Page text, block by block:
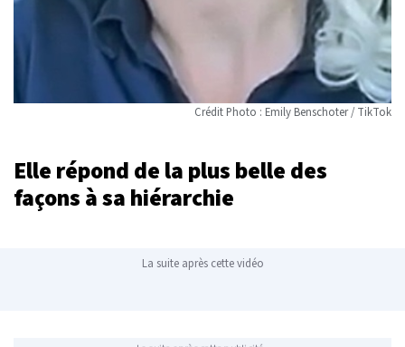
Crédit Photo : Emily Benschoter / TikTok
Elle répond de la plus belle des
façons à sa hiérarchie
La suite après cette vidéo